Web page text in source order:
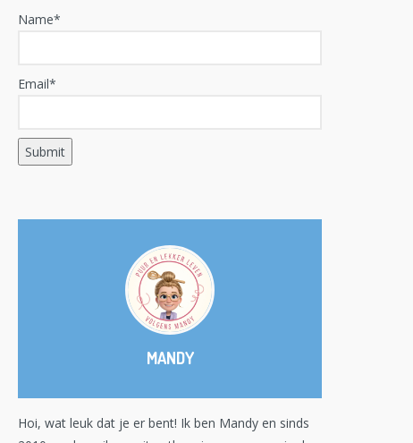
Name*
Email*
MANDY
Hoi, wat leuk dat je er bent! Ik ben Mandy en sinds